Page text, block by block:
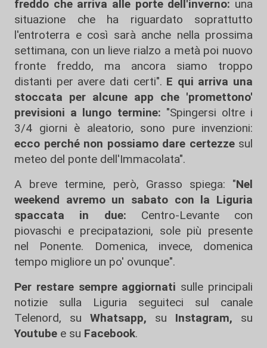
freddo che arriva alle porte dell'inverno: una
situazione che ha riguardato soprattutto
l'entroterra e così sarà anche nella prossima
settimana, con un lieve rialzo a metà poi nuovo
fronte freddo, ma ancora siamo troppo
distanti per avere dati certi". E qui arriva una
stoccata per alcune app che 'promettono'
previsioni a lungo termine: "Spingersi oltre i
3/4 giorni è aleatorio, sono pure invenzioni:
ecco perché non possiamo dare certezzesul
meteo del ponte dell'Immacolata".
A breve termine, però, Grasso spiega: "Nel
weekend avremo un sabato con la Liguria
spaccata in due: Centro-Levante con
piovaschi e precipatazioni, sole più presente
nel Ponente. Domenica, invece, domenica
tempo migliore un po' ovunque".
Per restare sempre aggiornati sulle principali
notizie sulla Liguria seguiteci sul canale
Telenord, su
Whatsapp, su Instagram, su
Youtube e su Facebook.